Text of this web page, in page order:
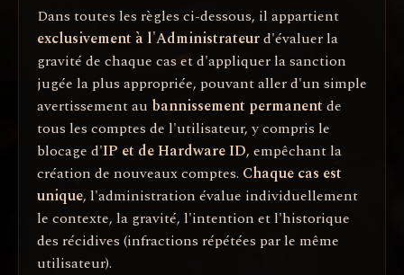
Dans toutes les règles ci-dessous, il appartient
exclusivement à l'Administrateurd'évaluer la
gravité de chaque cas et d'appliquer la sanction
jugée la plus appropriée, pouvant aller d'un simple
avertissement au bannissement permanent de
tous les comptes de l'utilisateur, y compris le
blocage d'IP et de Hardware ID, empêchant la
création de nouveaux comptes. Chaque cas est
unique, l'administration évalue individuellement
le contexte, la gravité, l'intention et l'historique
des récidives (infractions répétées par le même
utilisateur).